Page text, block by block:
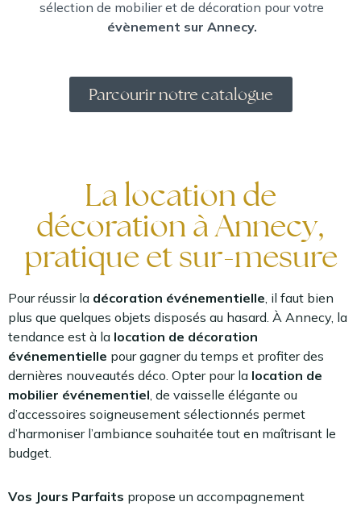
sélection de mobilier et de décoration pour votre
évènement sur Annecy.
Parcourir notre catalogue
La location de
décoration à Annecy,
pratique et sur-mesure
Pour réussir la décoration événementielle , il faut bien
plus que quelques objets disposés au hasard. À Annecy, la
tendance est à la location de décoration
événementielle pour gagner du temps et profiter des
dernières nouveautés déco. Opter pour la location de
mobilier événementiel , de vaisselle élégante ou
d’accessoires soigneusement sélectionnés permet
d’harmoniser l’ambiance souhaitée tout en maîtrisant le
budget.
Vos Jours Parfaits propose un accompagnement